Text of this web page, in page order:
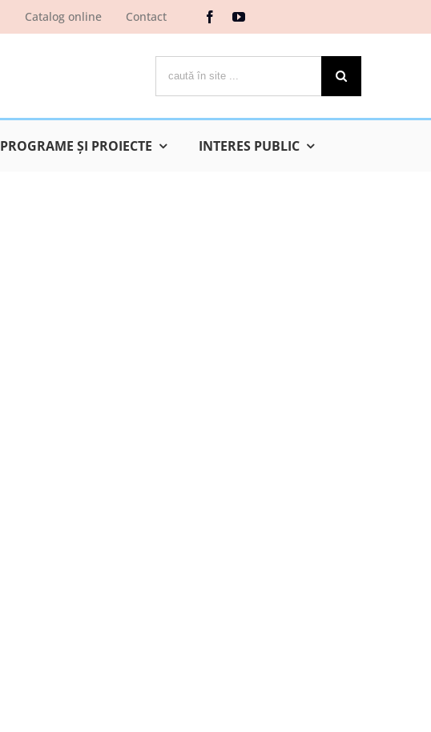
Catalog online Contact
PROGRAME ŞI PROIECTE INTERES PUBLIC